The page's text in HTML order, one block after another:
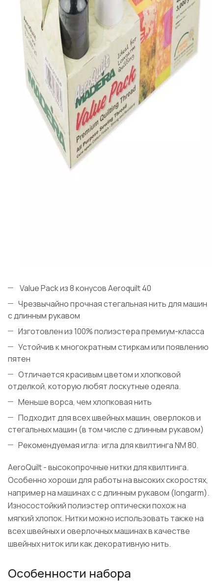
Value Pack из 8 конусов Aeroquilt 40
Чрезвычайно прочная стегальная нить для машин
с длинным рукавом
Изготовлен из 100% полиэстера премиум-класса
Устойчив к многократным стиркам или появлению
пятен
Отличается красивым цветом и хлопковой
отделкой, которую любят лоскутные одеяла.
Меньше ворса, чем хлопковая нить
Подходит для всех швейных машин, оверлоков и
стегальных машин (в том числе с длинным рукавом)
Рекомендуемая игла: игла для квилтинга NM 80.
AeroQuilt - высокопрочные нитки для квилтинга.
Особенно хороши для работы на высоких скоростях,
например на машинах с с длинным рукавом (longarm).
Износостойкий полиэстер оптически похож на
мягкий хлопок. Нитки можно использовать также на
всех швейных и оверлочных машинах в качестве
швейных ниток или как декоративную нить.
Особенности набора